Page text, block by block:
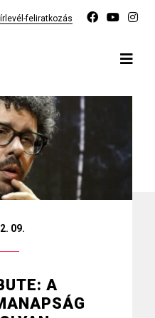
feliratkozás
09.
A